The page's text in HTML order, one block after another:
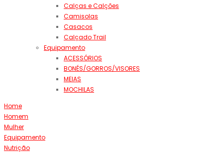
Calças e Calções
Camisolas
Casacos
Calçado Trail
Equipamento
ACESSÓRIOS
BONÉS/GORROS/VISORES
MEIAS
MOCHILAS
Home
Homem
Mulher
Equipamento
Nutrição